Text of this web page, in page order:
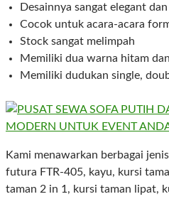
Desainnya sangat elegant
Cocok untuk acara-acara
Stock sangat melimpah
Memiliki dua warna hitam
Memiliki dudukan single,
Kami menawarkan berbagai
futura FTR-405, kayu, kursi
taman 2 in 1, kursi taman lipat,